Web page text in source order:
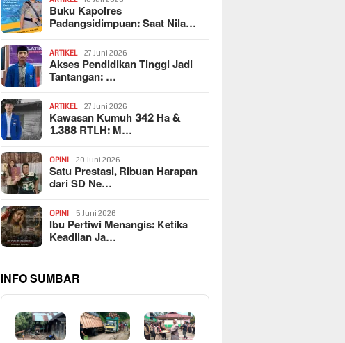
Buku Kapolres
Padangsidimpuan: Saat Nila…
ARTIKEL 27 Juni 2026
Akses Pendidikan Tinggi Jadi
Tantangan: …
ARTIKEL 27 Juni 2026
Kawasan Kumuh 342 Ha &
1.388 RTLH: M…
OPINI 20 Juni 2026
Satu Prestasi, Ribuan Harapan
dari SD Ne…
OPINI 5 Juni 2026
Ibu Pertiwi Menangis: Ketika
Keadilan Ja…
INFO SUMBAR